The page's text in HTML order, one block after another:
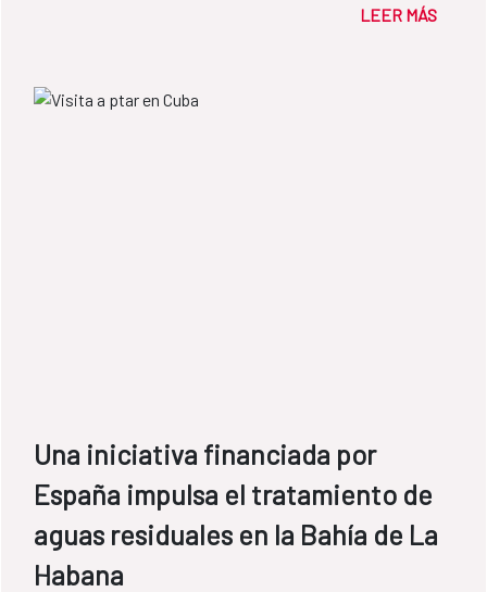
LEER MÁS
Una iniciativa financiada por
España impulsa el tratamiento de
aguas residuales en la Bahía de La
Habana